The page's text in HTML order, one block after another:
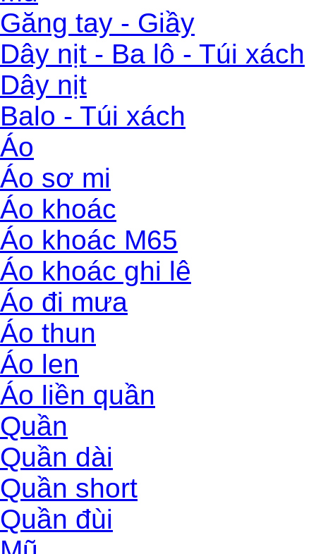
Găng tay - Giầy
Dây nịt - Ba lô - Túi xách
Dây nịt
Balo - Túi xách
Áo
Áo sơ mi
Áo khoác
Áo khoác M65
Áo khoác ghi lê
Áo đi mưa
Áo thun
Áo len
Áo liền quần
Quần
Quần dài
Quần short
Quần đùi